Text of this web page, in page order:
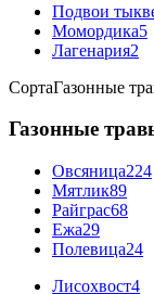
Подвои
Момордика5
Лагенария2
СортаГазонные
Газонные
Овсяница224
Мятлик89
Райграс68
Ежа29
Полевица24
Лисохвост4